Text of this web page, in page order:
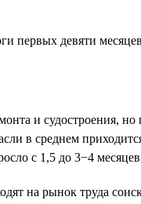
и судостроения,
в среднем
с 1,5 до 3−4
на рынок труда